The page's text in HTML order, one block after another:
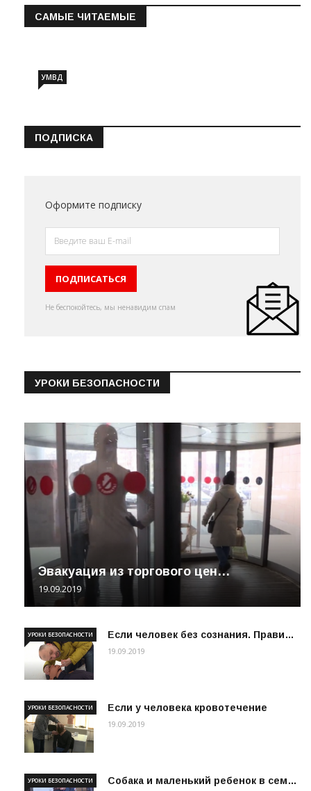
САМЫЕ ЧИТАЕМЫЕ
УМВД
ПОДПИСКА
Оформите подписку
Не беспокойтесь, мы ненавидим спам
УРОКИ БЕЗОПАСНОСТИ
Эвакуация из торгового цен…
19.09.2019
Если человек без сознания. Прави…
УРОКИ БЕЗОПАСНОСТИ
19.09.2019
Если у человека кровотечение
УРОКИ БЕЗОПАСНОСТИ
19.09.2019
Собака и маленький ребенок в сем…
УРОКИ БЕЗОПАСНОСТИ